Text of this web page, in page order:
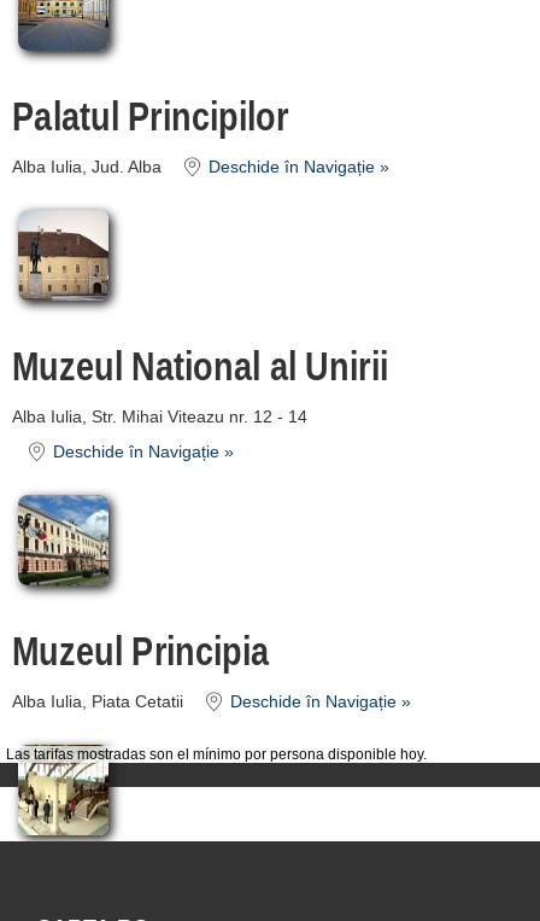
Las tarifas mostradas son el mínimo por persona disponible hoy.
Palatul Principilor
Alba Iulia, Jud. Alba Deschide în Navigație »
Muzeul National al Unirii
Alba Iulia, Str. Mihai Viteazu nr. 12 - 14
Deschide în Navigație »
Muzeul Principia
Alba Iulia, Piata Cetatii Deschide în Navigație »